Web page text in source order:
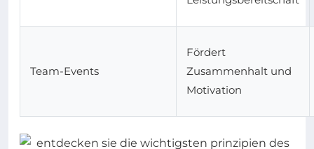
Team-Events
Fördert
Zusammenhalt und
Motivation